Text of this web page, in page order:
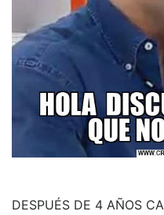
DESPUÉS DE 4 AÑOS